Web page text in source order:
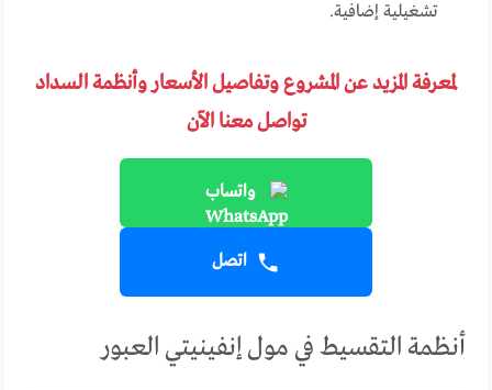
تشغيلية إضافية.
لمعرفة المزيد عن المشروع وتفاصيل الأسعار وأنظمة السداد
تواصل معنا الآن
واتساب
اتصل
أنظمة التقسيط في مول إنفينيتي العبور